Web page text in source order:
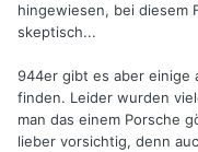
hingewiesen, bei diesem
skeptisch...
944er gibt es aber einige
finden. Leider wurden
man das einem Porsche
lieber vorsichtig, denn